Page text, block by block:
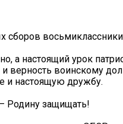
сборов
а настоящий урок
и верность воинскому
и настоящую дружбу.
Родину защищать!